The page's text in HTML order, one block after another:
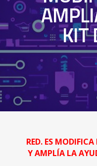
KIT
RED. ES
Y AMPLÍA LA